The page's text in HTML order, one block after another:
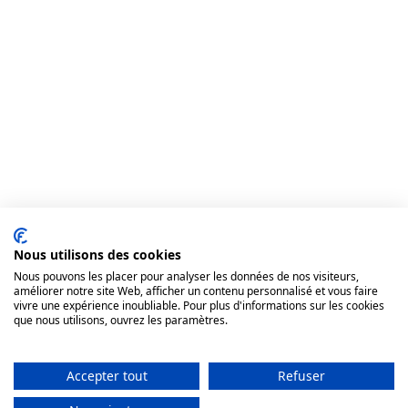
Nous utilisons des cookies
Nous pouvons les placer pour analyser les données de nos visiteurs,
améliorer notre site Web, afficher un contenu personnalisé et vous faire
vivre une expérience inoubliable. Pour plus d'informations sur les cookies
que nous utilisons, ouvrez les paramètres.
Accepter tout
Refuser